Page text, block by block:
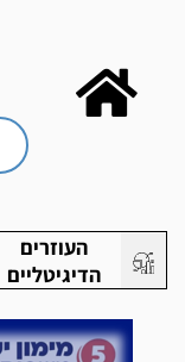
העוזרים
הדיגיטליים